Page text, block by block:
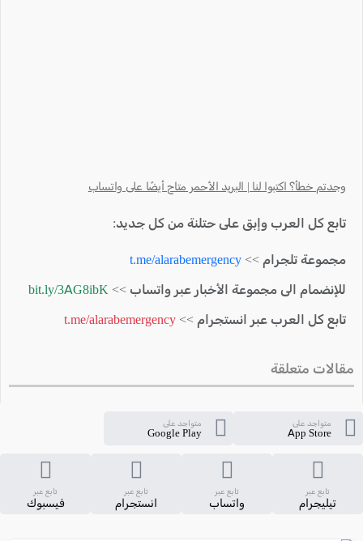
وجدتم خطأ؟ اكتبوا لنا | البريد الأحمر متاح أيضًا على واتساب
تابع كل العرب وإبق على حتلنة من كل جديد:
مجموعة تلجرام >> t.me/alarabemergency
للإنضمام الى مجموعة الأخبار عبر واتساب >> bit.ly/3AG8ibK
تابع كل العرب عبر انستجرام >> t.me/alarabemergency
مقالات متعلقة
متواجد على
App Store
متواجد على
Google Play
تابع عبر
تيليجرام
تابع عبر
واتساب
تابع عبر
انستجرام
تابع عبر
فيسبوك